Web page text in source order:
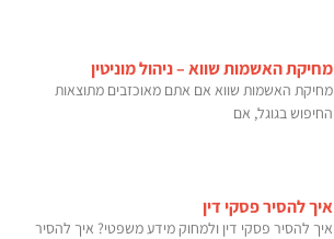
מחיקת האשמות שווא – ניהול מוניטין
מחיקת האשמות שווא אם אתם מאוכזבים מתוצאות
החיפוש בגוגל, אם
איך להסיר פסקי דין
איך להסיר פסקי דין ולמחוק מידע משפטי? איך להסיר